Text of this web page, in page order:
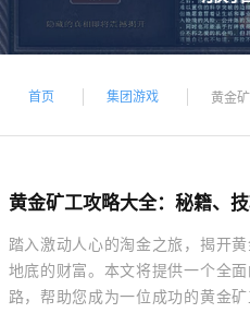
首页 集团游戏 黄金
黄金矿工攻略大全：秘籍、
踏入激动人心的淘金之旅，揭开
地底的财富。本文将提供一个全
路，帮助您成为一位成功的黄金矿